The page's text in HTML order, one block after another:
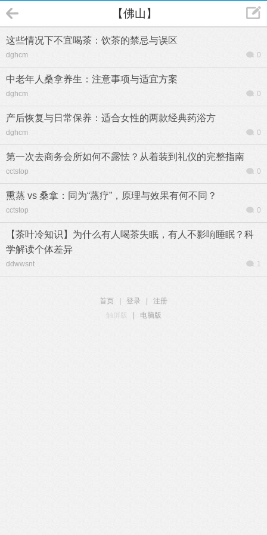
【佛山】
这些情况下不宜喝茶：饮茶的禁忌与误区
dghcm 0
中老年人桑拿养生：注意事项与适宜方案
dghcm 0
产后恢复与日常保养：适合女性的两款经典药浴方
dghcm 0
第一次去商务会所如何不露怯？从着装到礼仪的完整指南
cctstop 0
熏蒸 vs 桑拿：同为“蒸疗”，原理与效果有何不同？
cctstop 0
【茶叶冷知识】为什么有人喝茶失眠，有人不影响睡眠？科
学解读个体差异
ddwwsnt 1
首页 登录
注册
触屏版
电脑版